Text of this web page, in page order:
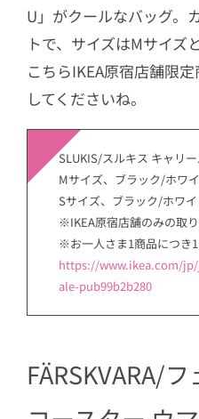
U」がクールなバッグ。
トで、サイズはMサイズ
こちらIKEA原宿店舗限
してくださいね。
SLUKIS/スルキス キャリ
Mサイズ、ブラック/ホワ
Sサイズ、ブラック/ホワ
※IKEA原宿店舗のみの取り
※お一人さま1商品につき1
https://www.ikea.com/
ale-pub99b2b280
FÄRSKVARA/